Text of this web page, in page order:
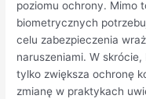
poziomu ochrony. Mimo
biometrycznych
celu zabezpieczenia
naruszeniami. W
tylko zwiększa ochronę
zmianę w praktykach